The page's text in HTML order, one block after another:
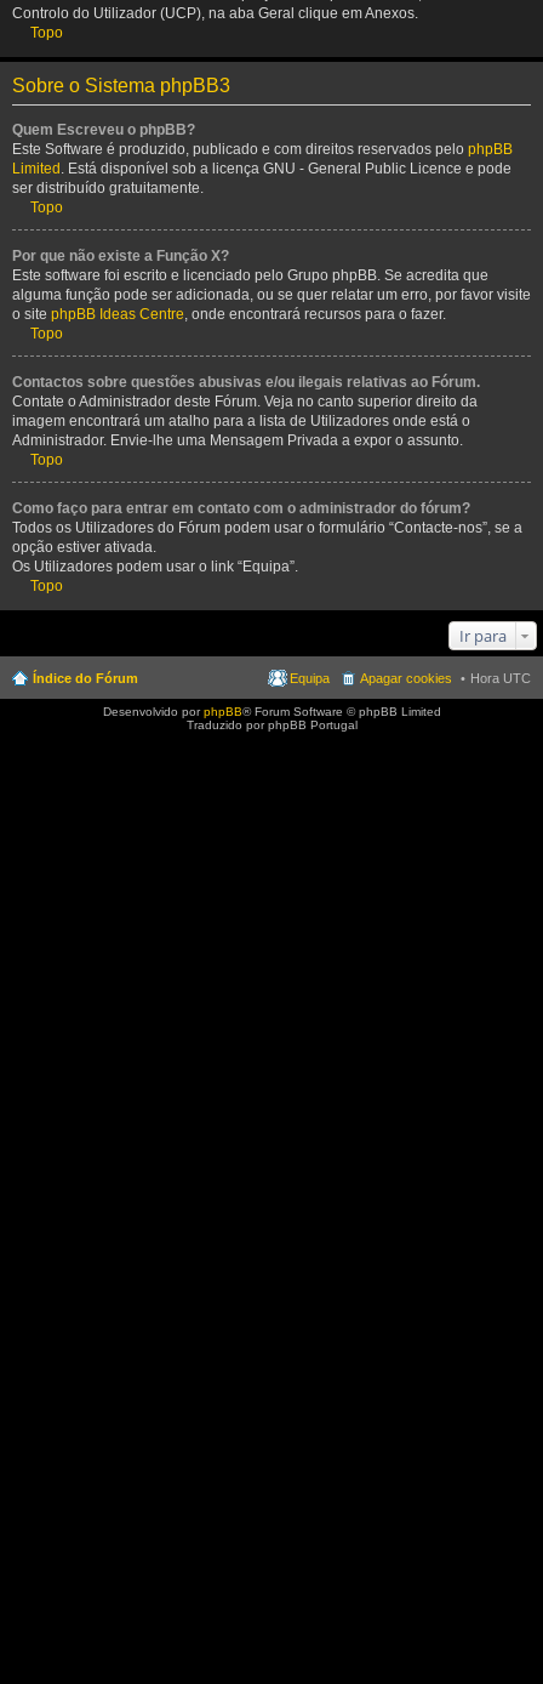
Controlo do Utilizador (UCP), na aba Geral clique em Anexos.
Topo
Sobre o Sistema phpBB3
Quem Escreveu o phpBB?
Este Software é produzido, publicado e com direitos reservados pelo phpBB
Limited . Está disponível sob a licença GNU - General Public Licence e pode
ser distribuído gratuitamente.
Topo
Por que não existe a Função X?
Este software foi escrito e licenciado pelo Grupo phpBB. Se acredita que
alguma função pode ser adicionada, ou se quer relatar um erro, por favor visite
o site phpBB Ideas Centre, onde encontrará recursos para o fazer.
Topo
Contactos sobre questões abusivas e/ou ilegais relativas ao Fórum.
Contate o Administrador deste Fórum. Veja no canto superior direito da
imagem encontrará um atalho para a lista de Utilizadores onde está o
Administrador. Envie-lhe uma Mensagem Privada a expor o assunto.
Topo
Como faço para entrar em contato com o administrador do fórum?
Todos os Utilizadores do Fórum podem usar o formulário “Contacte-nos”, se a
opção estiver ativada.
Os Utilizadores podem usar o link “Equipa”.
Topo
Ir para
Índice do Fórum Hora UTC
Apagar cookies
Equipa
Desenvolvido porphpBB® Forum Software © phpBB Limited
Traduzido por phpBB Portugal